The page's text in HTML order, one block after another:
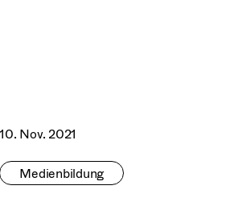
10. Nov. 2021
Medienbildung